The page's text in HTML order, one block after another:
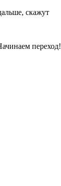
скажут
переход!